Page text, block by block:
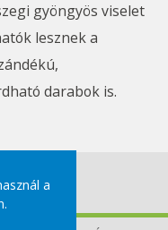
a
gyöngyös viselet
lesznek a
darabok is.